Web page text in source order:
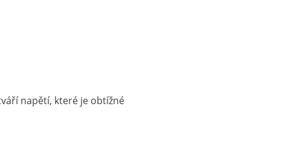
napětí, které je obtížné